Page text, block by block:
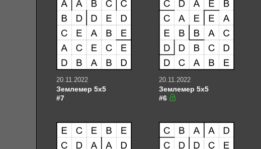
20.11.2022
Землемер 5х5
#7
20.11.2022
Землемер 5х5
#6